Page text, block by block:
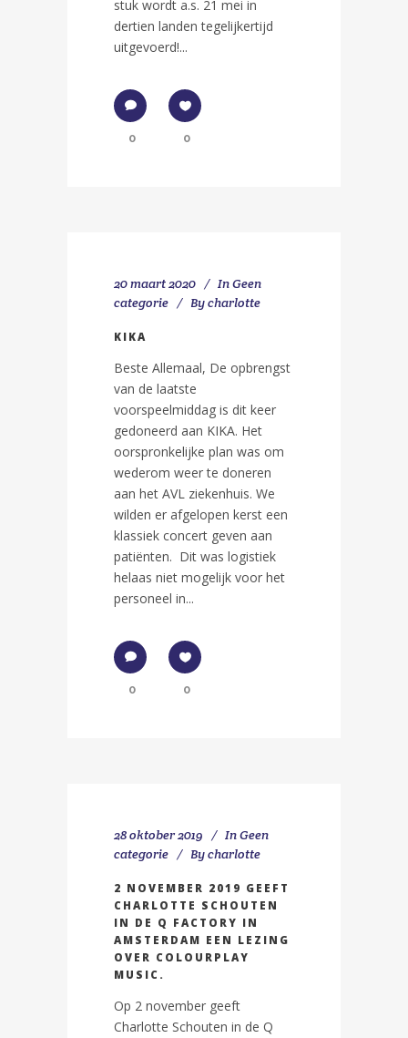
stuk wordt a.s. 21 mei in
dertien landen tegelijkertijd
uitgevoerd!...
0 0
20 maart 2020 InGeen
categorie
Bycharlotte
KIKA
Beste Allemaal, De opbrengst
van de laatste
voorspeelmiddag is dit keer
gedoneerd aan KIKA. Het
oorspronkelijke plan was om
wederom weer te doneren
aan het AVL ziekenhuis. We
wilden er afgelopen kerst een
klassiek concert geven aan
patiënten. Dit was logistiek
helaas niet mogelijk voor het
personeel in...
0 0
28 oktober 2019 InGeen
categorie
Bycharlotte
2 NOVEMBER 2019 GEEFT
CHARLOTTE SCHOUTEN
IN DE Q FACTORY IN
AMSTERDAM EEN LEZING
OVER COLOURPLAY
MUSIC.
Op 2 november geeft
Charlotte Schouten in de Q